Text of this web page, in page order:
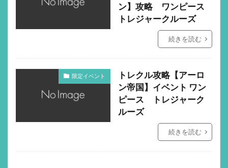
ン】攻略 ワンピース
トレジャークルーズ
続きを読む
限定イベント
トレクル攻略【アーロ
ン帝国】イベント ワン
ピース トレジャーク
ルーズ
続きを読む